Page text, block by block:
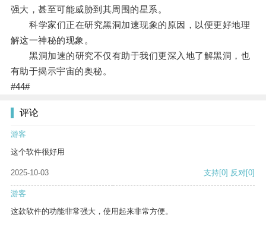
强大，甚至可能威胁到其周围的星系。
科学家们正在研究黑洞加速现象的原因，以便更好地理
解这一神秘的现象。
黑洞加速的研究不仅有助于我们更深入地了解黑洞，也
有助于揭示宇宙的奥秘。
#44#
评论
游客
这个软件很好用
2025-10-03 支持[0] 反对[0]
游客
这款软件的功能非常强大，使用起来非常方便。